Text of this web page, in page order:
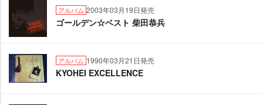
アルバム 2003年03月19日発売
ゴールデン☆ベスト 柴田恭兵
アルバム 1990年03月21日発売
KYOHEI EXCELLENCE